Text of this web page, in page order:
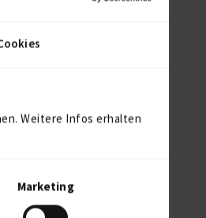
Weitere Infos erhalten
Marketing